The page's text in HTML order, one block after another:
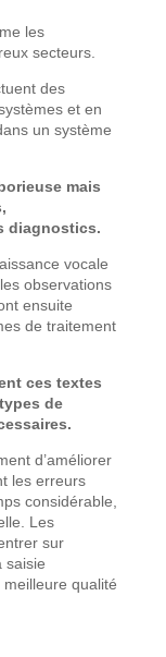
les
secteurs.
des
et en
un système
mais
diagnostics.
vocale
observations
ensuite
de traitement
ces textes
de
d’améliorer
les erreurs
considérable,
Les
sur
saisie
qualité